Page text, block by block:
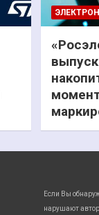
Если Вы
нарушают